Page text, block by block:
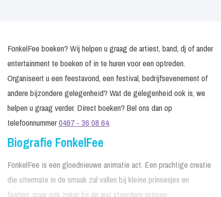
FonkelFee boeken? Wij helpen u graag de artiest, band, dj of ander
entertainment te boeken of in te huren voor een optreden.
Organiseert u een feestavond, een festival, bedrijfsevenement of
andere bijzondere gelegenheid? Wat de gelegenheid ook is, we
helpen u graag verder. Direct boeken? Bel ons dan op
telefoonnummer0497 - 36 08 64.
Biografie FonkelFee
FonkelFee is een gloednieuwe animatie act. Een prachtige creatie
die uitermate in de smaak zal vallen bij kleine prinsesjes en
feetjes, maar ook zeker bij de wat stoerdere prinsen.